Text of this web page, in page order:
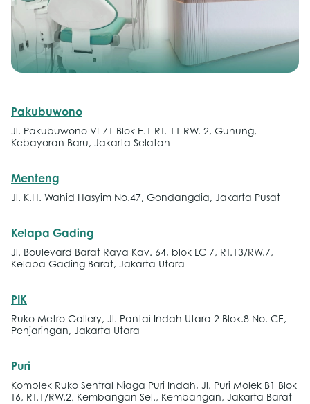
Pakubuwono
Jl. Pakubuwono VI-71 Blok E.1 RT. 11 RW. 2, Gunung,
Kebayoran Baru, Jakarta Selatan
Menteng
Jl. K.H. Wahid Hasyim No.47, Gondangdia, Jakarta Pusat
Kelapa Gading
Jl. Boulevard Barat Raya Kav. 64, blok LC 7, RT.13/RW.7,
Kelapa Gading Barat, Jakarta Utara
PIK
Ruko Metro Gallery, Jl. Pantai Indah Utara 2 Blok.8 No. CE,
Penjaringan, Jakarta Utara
Puri
Komplek Ruko Sentral Niaga Puri Indah, Jl. Puri Molek B1 Blok
T6, RT.1/RW.2, Kembangan Sel., Kembangan, Jakarta Barat